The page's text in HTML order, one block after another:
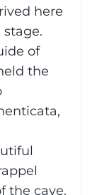
here
of
the
the cave.